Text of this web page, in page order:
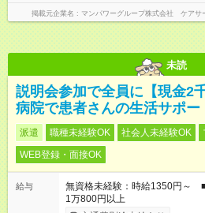
掲載元企業名 マンパワーグループ株式会社 ケアサ
未読
説明会参加で全員に【現金2
病院で患者さんの生活サポー
派遣 職種未経験OK 社会人未経験OK
WEB登録・面接OK
給与
無資格未経験：時給1350円
1万800円以上